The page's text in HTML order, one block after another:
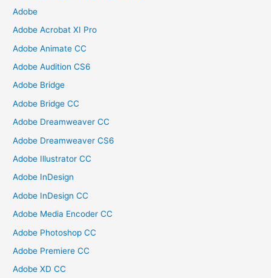
Adobe
Adobe Acrobat XI Pro
Adobe Animate CC
Adobe Audition CS6
Adobe Bridge
Adobe Bridge CC
Adobe Dreamweaver CC
Adobe Dreamweaver CS6
Adobe Illustrator CC
Adobe InDesign
Adobe InDesign CC
Adobe Media Encoder CC
Adobe Photoshop CC
Adobe Premiere CC
Adobe XD CC